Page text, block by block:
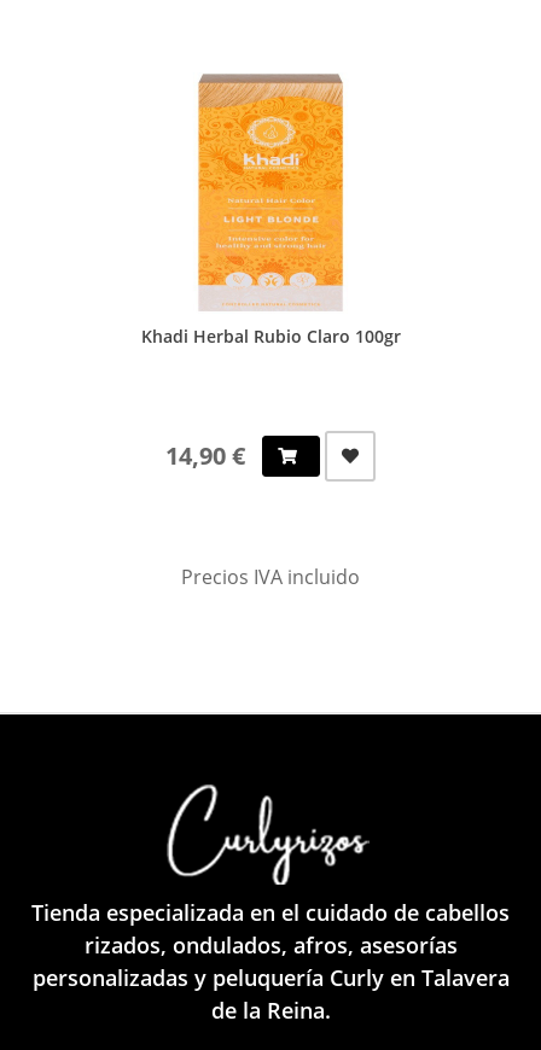
Khadi Herbal Rubio Claro 100gr
14,90 €
Precios IVA incluido
Tienda especializada en el cuidado de cabellos
rizados, ondulados, afros, asesorías
personalizadas y peluquería Curly en Talavera
de la Reina.